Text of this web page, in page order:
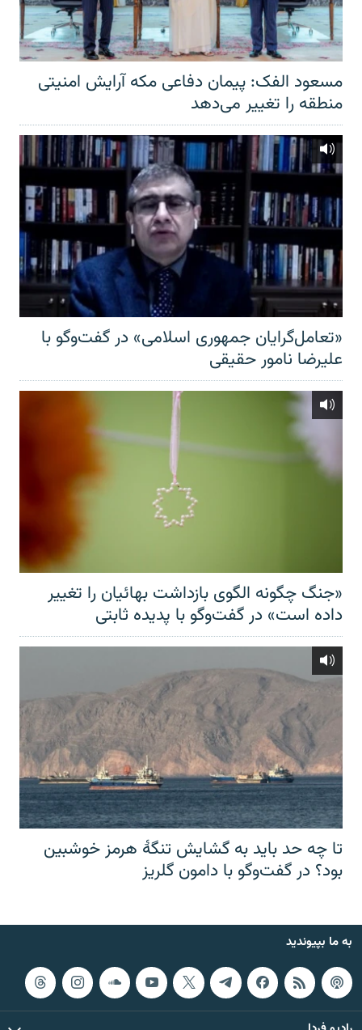
مسعود الفک: پیمان دفاعی مکه آرایش امنیتی
منطقه را تغییر می‌دهد
«تعامل‌گرایان جمهوری اسلامی» در گفت‌وگو با
علیرضا نامور حقیقی
«جنگ چگونه الگوی بازداشت بهائیان را تغییر
داده است» در گفت‌وگو با پدیده ثابتی
تا چه حد باید به گشایش تنگهٔ هرمز خوشبین
بود؟ در گفت‌وگو با دامون گلریز
به ما بپیوندید